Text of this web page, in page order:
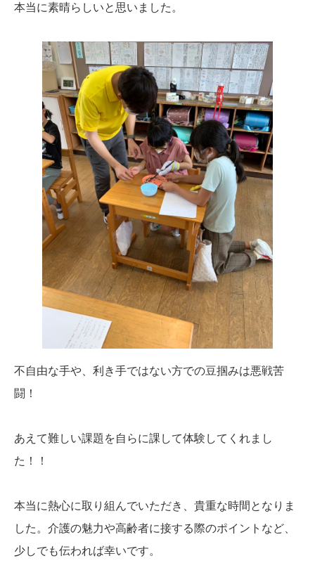
本当に素晴らしいと思いました。
不自由な手や、利き手ではない方での豆掴みは悪戦苦
闘！
あえて難しい課題を自らに課して体験してくれまし
た！！
本当に熱心に取り組んでいただき、貴重な時間となりま
した。介護の魅力や高齢者に接する際のポイントなど、
少しでも伝われば幸いです。